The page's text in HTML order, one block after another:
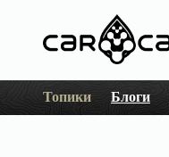
Топики Блоги